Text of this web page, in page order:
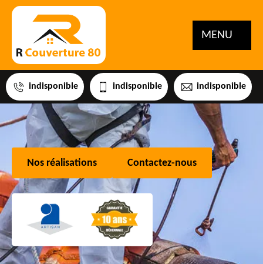
MENU
indisponible indisponible indisponible
Nos réalisations Contactez-nous